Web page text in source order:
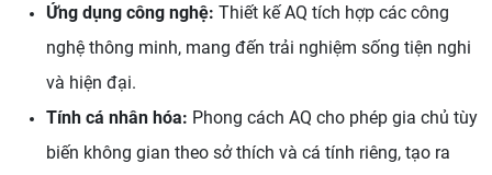
Ứng dụng công nghệ: Thiết kế AQ tích hợp các công
nghệ thông minh, mang đến trải nghiệm sống tiện nghi
và hiện đại.
Tính cá nhân hóa: Phong cách AQ cho phép gia chủ tùy
biến không gian theo sở thích và cá tính riêng, tạo ra